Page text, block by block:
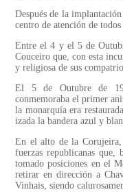
Después de la
centro de atención de
Entre el 4 y el 5 de
Couceiro que, con esta
y religiosa de sus
El 5 de Outubre de
conmemoraba el primer
la monarquía era
izada la bandera azul y
En el alto de la Corujeira,
fuerzas republicanas que,
tomado posiciones en el
retirar en dirección a
Vinhais, siendo